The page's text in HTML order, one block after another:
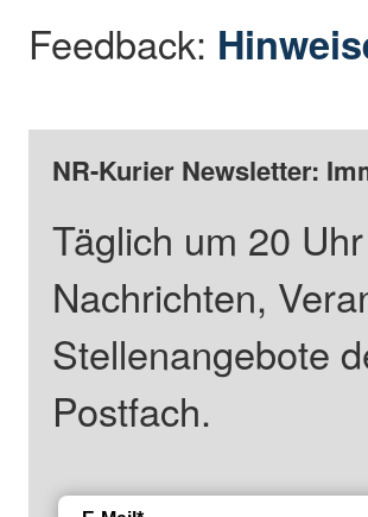
Feedback:
NR-Kurier Newsletter:
Täglich um 20
Nachrichten,
Stellenangebote
Postfach.